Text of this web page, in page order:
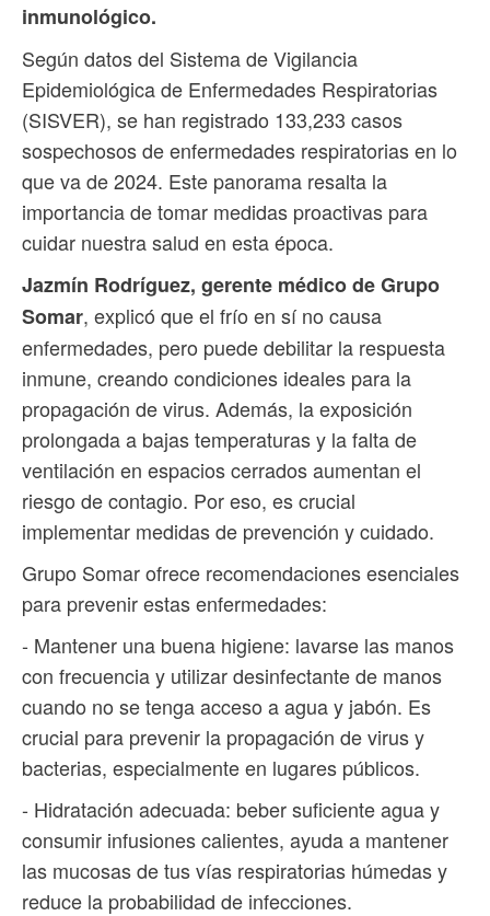
inmunológico.
Según datos del Sistema de Vigilancia
Epidemiológica de Enfermedades Respiratorias
(SISVER), se han registrado 133,233 casos
sospechosos de enfermedades respiratorias en lo
que va de 2024. Este panorama resalta la
importancia de tomar medidas proactivas para
cuidar nuestra salud en esta época.
Jazmín Rodríguez, gerente médico de Grupo
Somar, explicó que el frío en sí no causa
enfermedades, pero puede debilitar la respuesta
inmune, creando condiciones ideales para la
propagación de virus. Además, la exposición
prolongada a bajas temperaturas y la falta de
ventilación en espacios cerrados aumentan el
riesgo de contagio. Por eso, es crucial
implementar medidas de prevención y cuidado.
Grupo Somar ofrece recomendaciones esenciales
para prevenir estas enfermedades:
- Mantener una buena higiene: lavarse las manos
con frecuencia y utilizar desinfectante de manos
cuando no se tenga acceso a agua y jabón. Es
crucial para prevenir la propagación de virus y
bacterias, especialmente en lugares públicos.
- Hidratación adecuada: beber suficiente agua y
consumir infusiones calientes, ayuda a mantener
las mucosas de tus vías respiratorias húmedas y
reduce la probabilidad de infecciones.